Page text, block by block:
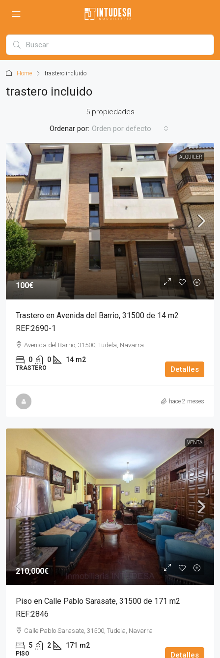
Home trastero incluido
trastero incluido
5 propiedades
Ordenar por: Orden por defecto
ALQUILER
100€
Trastero en Avenida del Barrio, 31500 de 14 m2
REF:2690-1
Avenida del Barrio, 31500, Tudela, Navarra
0 0 14 m2
TRASTERO Detalles
hace 2 meses
VENTA
210,000€
Piso en Calle Pablo Sarasate, 31500 de 171 m2
REF:2846
Calle Pablo Sarasate, 31500, Tudela, Navarra
5 2 171 m2
PISO Detalles